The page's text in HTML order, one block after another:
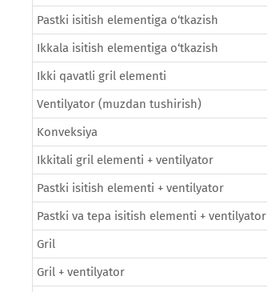
Pastki isitish elementiga o‘tkazish
Ikkala isitish elementiga o‘tkazish
Ikki qavatli gril elementi
Ventilyator (muzdan tushirish)
Konveksiya
Ikkitali gril elementi + ventilyator
Pastki isitish elementi + ventilyator
Pastki va tepa isitish elementi + ventilyator
Gril
Gril + ventilyator